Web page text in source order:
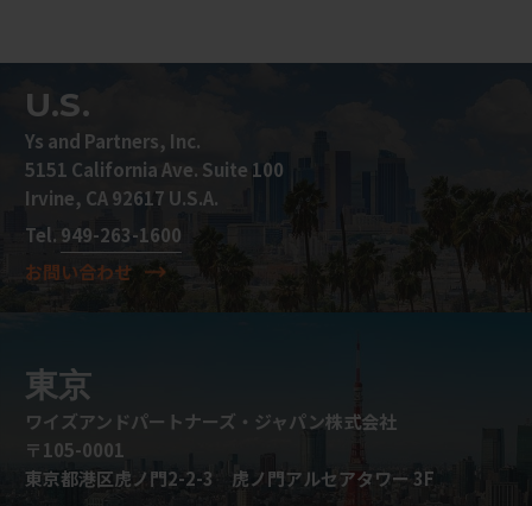
U.S.
Ys and Partners, Inc.
5151 California Ave. Suite 100
Irvine, CA 92617 U.S.A.
Tel. 949-263-1600
お問い合わせ
東京
ワイズアンドパートナーズ・ジャパン株式会社
〒105-0001
東京都港区虎ノ門2-2-3 虎ノ門アルセアタワー 3F